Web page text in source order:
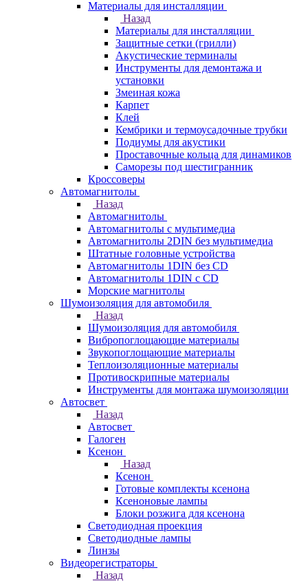
Материалы для инсталляции
Назад
Материалы для инсталляции
Защитные сетки (грилли)
Акустические терминалы
Инструменты для демонтажа и
установки
Змеиная кожа
Карпет
Клей
Кембрики и термоусадочные трубки
Подиумы для акустики
Проставочные кольца для динамиков
Саморезы под шестигранник
Кроссоверы
Автомагнитолы
Назад
Автомагнитолы
Автомагнитолы с мультимедиа
Автомагнитолы 2DIN без мультимедиа
Штатные головные устройства
Автомагнитолы 1DIN без CD
Автомагнитолы 1DIN с CD
Морские магнитолы
Шумоизоляция для автомобиля
Назад
Шумоизоляция для автомобиля
Вибропоглощающие материалы
Звукопоглощающие материалы
Теплоизоляционные материалы
Противоскрипные материалы
Инструменты для монтажа шумоизоляции
Автосвет
Назад
Автосвет
Галоген
Ксенон
Назад
Ксенон
Готовые комплекты ксенона
Ксеноновые лампы
Блоки розжига для ксенона
Светодиодная проекция
Светодиодные лампы
Линзы
Видеорегистраторы
Назад